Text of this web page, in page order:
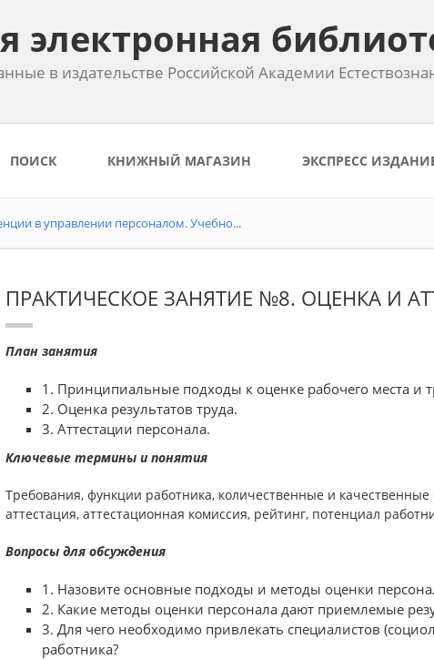
электронная
в издательстве Российской Академии
ПОИСК КНИЖНЫЙ МАГАЗИН ЭКСПРЕСС
в управлении персоналом. Учебно...
ПРАКТИЧЕСКОЕ ЗАНЯТИЕ №8. ОЦЕНКА И
План занятия
1. Принципиальные подходы к оценке рабочего места и
2. Оценка результатов труда.
3. Аттестации персонала.
Ключевые термины и понятия
Требования, функции работника, количественные и
аттестация, аттестационная комиссия, рейтинг, потенциал
Вопросы для обсуждения
1. Назовите основные подходы и методы оценки
2. Какие методы оценки персонала дают приемлемые
3. Для чего необходимо привлекать специалистов
работника?